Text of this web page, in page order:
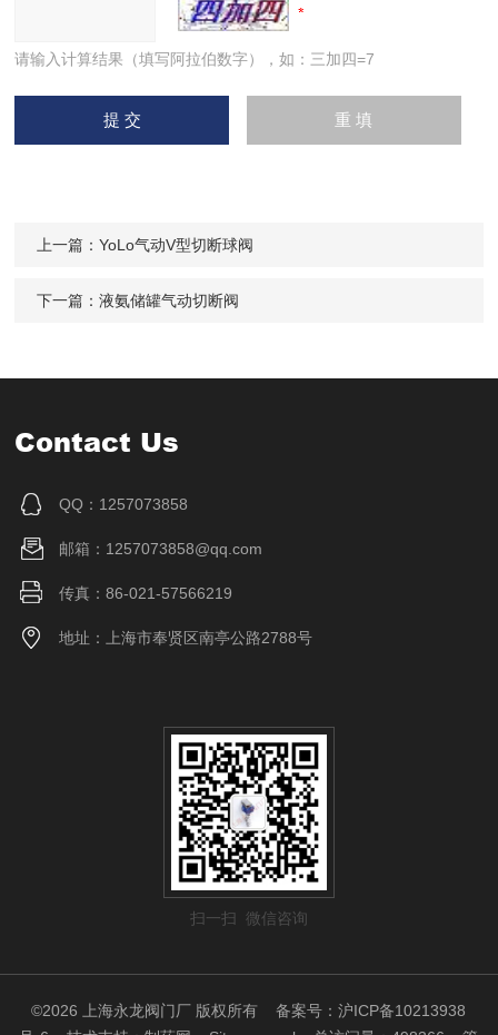
请输入计算结果（填写阿拉伯数字），如：三加四=7
上一篇：YoLo气动V型切断球阀
下一篇：液氨储罐气动切断阀
Contact Us
QQ：1257073858
邮箱：1257073858@qq.com
传真：86-021-57566219
地址：上海市奉贤区南亭公路2788号
扫一扫 微信咨询
©2026 上海永龙阀门厂 版权所有备案号：沪ICP备10213938